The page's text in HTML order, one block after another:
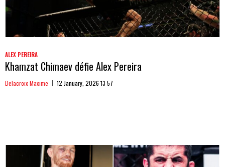
ALEX PEREIRA
Khamzat Chimaev défie Alex Pereira
Delacroix Maxime 12 January, 2026 13:57